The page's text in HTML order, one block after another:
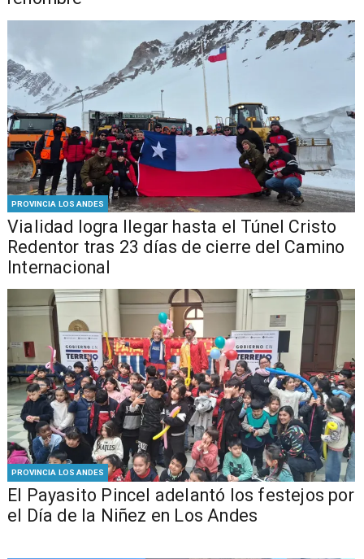
PROVINCIA LOS ANDES
Vialidad logra llegar hasta el Túnel Cristo
Redentor tras 23 días de cierre del Camino
Internacional
PROVINCIA LOS ANDES
El Payasito Pincel adelantó los festejos por
el Día de la Niñez en Los Andes